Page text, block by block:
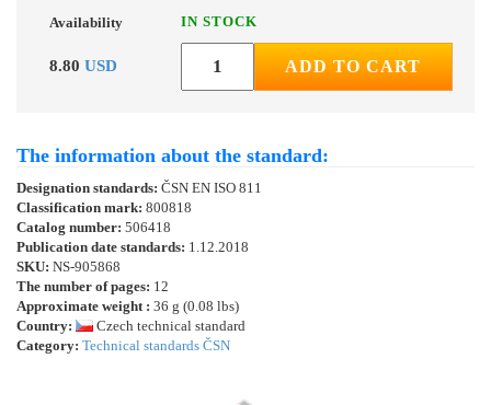
Availability IN STOCK
8.80 USD ADD TO CART
The information about the standard:
Designation standards: ČSN EN ISO 811
Classification mark: 800818
Catalog number: 506418
Publication date standards: 1.12.2018
SKU: NS-905868
The number of pages: 12
Approximate weight : 36 g (0.08 lbs)
Country:
Czech technical standard
Category: Technical standards ČSN